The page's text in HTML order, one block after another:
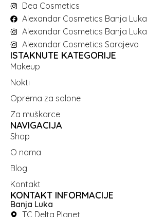
Dea Cosmetics
Alexandar Cosmetics Banja Luka
Alexandar Cosmetics Banja Luka
Alexandar Cosmetics Sarajevo
ISTAKNUTE KATEGORIJE
Makeup
Nokti
Oprema za salone
Za muškarce
NAVIGACIJA
Shop
O nama
Blog
Kontakt
KONTAKT INFORMACIJE
Banja Luka
TC Delta Planet